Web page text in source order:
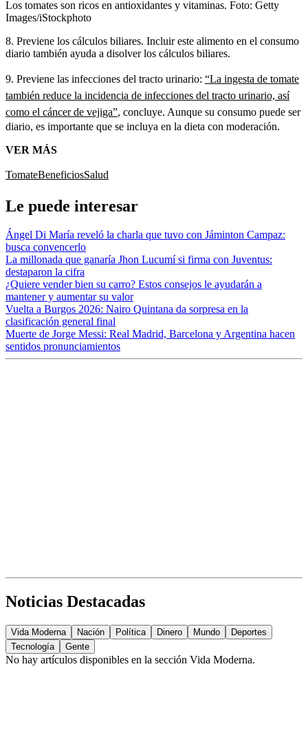
Los tomates son ricos en antioxidantes y vitaminas. Foto: Getty
Images/iStockphoto
8. Previene los cálculos biliares. Incluir este alimento en el consumo
diario también ayuda a disolver los cálculos biliares.
9. Previene las infecciones del tracto urinario: “La ingesta de tomate
también reduce la incidencia de infecciones del tracto urinario, así
como el cáncer de vejiga”, concluye. Aunque su consumo puede ser
diario, es importante que se incluya en la dieta con moderación.
VER MÁS
TomateBeneficiosSalud
Le puede interesar
Ángel Di María reveló la charla que tuvo con Jáminton Campaz:
busca convencerlo
La millonada que ganaría Jhon Lucumí si firma con Juventus:
destaparon la cifra
¿Quiere vender bien su carro? Estos consejos le ayudarán a
mantener y aumentar su valor
Vuelta a Burgos 2026: Nairo Quintana da sorpresa en la
clasificación general final
Muerte de Jorge Messi: Real Madrid, Barcelona y Argentina hacen
sentidos pronunciamientos
Noticias Destacadas
Vida Moderna Nación Política Dinero Mundo
Deportes
Tecnología
Gente
No hay artículos disponibles en la sección Vida Moderna.